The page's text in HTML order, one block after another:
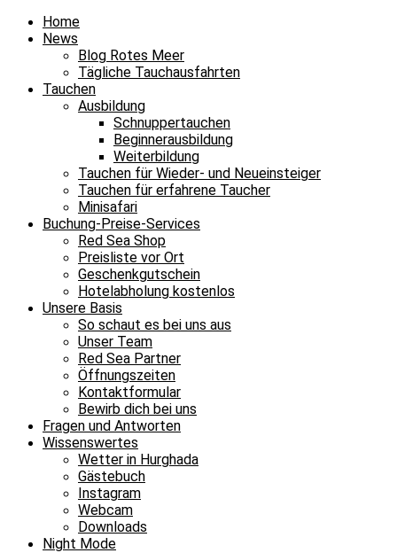
Home
News
Blog Rotes Meer
Tägliche Tauchausfahrten
Tauchen
Ausbildung
Schnuppertauchen
Beginnerausbildung
Weiterbildung
Tauchen für Wieder- und Neueinsteiger
Tauchen für erfahrene Taucher
Minisafari
Buchung-Preise-Services
Red Sea Shop
Preisliste vor Ort
Geschenkgutschein
Hotelabholung kostenlos
Unsere Basis
So schaut es bei uns aus
Unser Team
Red Sea Partner
Öffnungszeiten
Kontaktformular
Bewirb dich bei uns
Fragen und Antworten
Wissenswertes
Wetter in Hurghada
Gästebuch
Instagram
Webcam
Downloads
Night Mode